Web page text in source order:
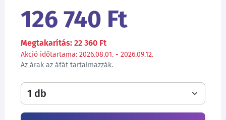
126 740 Ft
Megtakarítás: 22 360 Ft
Akció időtartama: 2026.08.01. - 2026.09.12.
Az árak az áfát tartalmazzák.